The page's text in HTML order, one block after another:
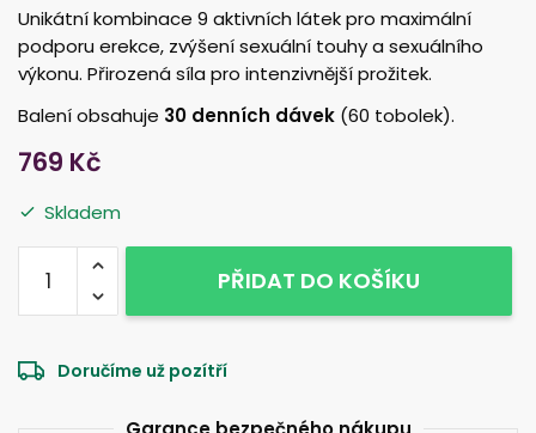
Unikátní kombinace 9 aktivních látek pro maximální
podporu erekce, zvýšení sexuální touhy a sexuálního
výkonu. Přirozená síla pro intenzivnější prožitek.
Balení obsahuje 30 denních dávek (60 tobolek).
769 Kč
Skladem
PREDATORUS®
PŘIDAT DO KOŠÍKU
Doručíme už pozítří